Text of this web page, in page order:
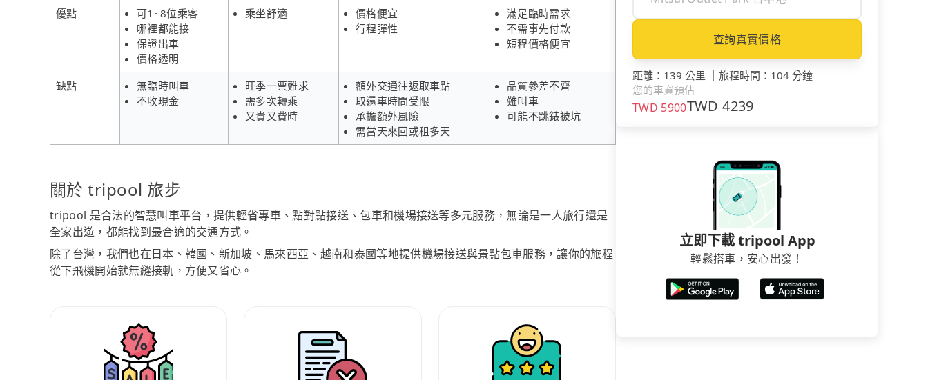
優點
可1~8位乘客
哪裡都能接
保證出車
價格透明
乘坐舒適
價格便宜
行程彈性
滿足臨時需求
不需事先付款
短程價格便宜
缺點
無臨時叫車
不收現金
旺季一票難求
需多次轉乘
又貴又費時
額外交通往返取車點
取還車時間受限
承擔額外風險
需當天來回或租多天
品質參差不齊
難叫車
可能不跳錶被坑
關於 tripool 旅步
tripool 是合法的智慧叫車平台，提供輕省專車、點對點接送、包車和機場接送等多元服務，無論是一人旅行還是
全家出遊，都能找到最合適的交通方式。
除了台灣，我們也在日本、韓國、新加坡、馬來西亞、越南和泰國等地提供機場接送與景點包車服務，讓你的旅程
從下飛機開始就無縫接軌，方便又省心。
查詢真實價格
距離 ： 139 公里 ｜ 旅程時間 ： 104 分鐘
您的車資預估
TWD5900TWD4239
立即下載 tripool App
輕鬆搭車，安心出發！